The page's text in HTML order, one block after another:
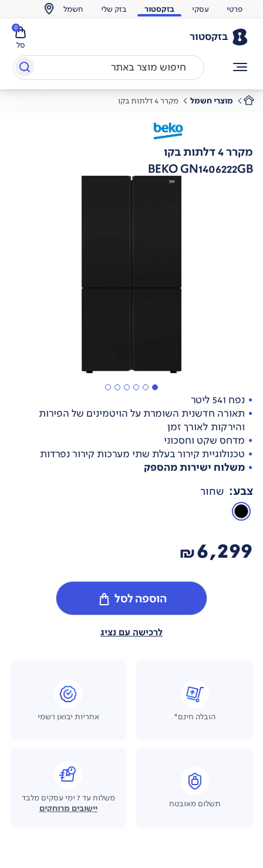
פרטי עסקי בזקסטור בזק שלי חשמל
בזקסטור
סל
0
מוצרי חשמל מקרר 4 דלתות בקו
מקרר 4 דלתות בקו
BEKO GN1406222GB
נפח 541 ליטר
תאורה חדשנית השומרת על הויטמינים של הפירות
והירקות לאורך זמן
מדחס שקט וחסכוני
טכנולוגיית קירור בעלת שתי מערכות קירור נפרדות
משלוח ישירות מהספק
צבע: שחור
6,299
₪
הוספה לסל
לרכישה עם נציג
הובלה חינם* אחריות יבואן רשמי
תשלום מאובטח
משלוח עד 7 ימי עסקים מלבד
יישובים מרוחקים